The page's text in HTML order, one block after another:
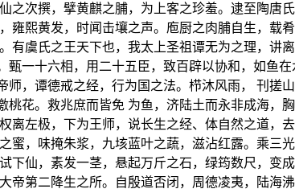
之次撰，擘黄麒之脯，为上客之珍羞。逮至陶唐
熙黄发，时闻击壤之声。庖厨之肉脯自生，载
虞氏之王天下也，我太上圣祖谭无为之理，讲
一十六相，用二十五臣，致百辟以协和，如鱼
，谭德戒之经，行为国之法。栉沐风雨， 刊搓
花。救兆庶而皆免 为鱼，济陆土而永非成海，
左极，下为王师，说长生之经、体自然之道，
蜜，味掩朱浆，九垓蓝叶之蔬，滋沾红露。乘三
仙，素发一茎，悬起万斤之石，绿筠数尺，变
第二降生之所。自殷道否闭，周德凌夷，陆海